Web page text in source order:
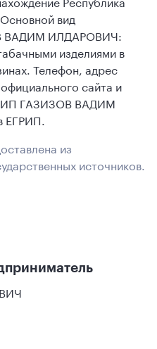
вид
ВАДИМ ИЛДАРОВИЧ:
изделиями в
Телефон, адрес
сайта и
ИП ГАЗИЗОВ ВАДИМ
ЕГРИП.
из
источников.